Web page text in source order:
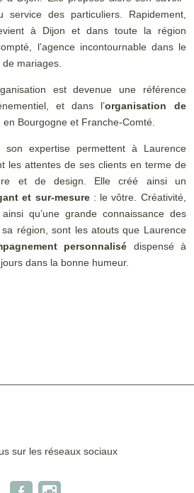
service des particuliers. Rapidement,
à Dijon et dans toute la région
l’agence incontournable dans le
de mariages.
est devenue une référence
et dans l’organisation de
en Bourgogne et Franche-Comté.
son expertise permettent à Laurence
les attentes de ses clients en terme de
et de design. Elle créé ainsi un
et sur-mesure: le vôtre. Créativité,
qu’une grande connaissance des
région, sont les atouts que Laurence
personnalisé dispensé à
dans la bonne humeur.
sur les réseaux sociaux